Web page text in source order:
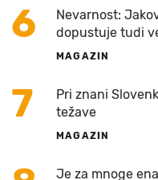
6
Nevarnost:
dopustuje tudi
MAGAZIN
7
Pri znani
težave
MAGAZIN
Je za mnoge